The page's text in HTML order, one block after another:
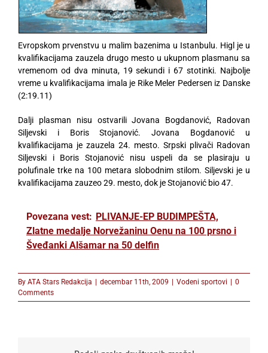
Evropskom prvenstvu u malim bazenima u Istanbulu. Higl je u
kvalifikacijama zauzela drugo mesto u ukupnom plasmanu sa
vremenom od dva minuta, 19 sekundi i 67 stotinki. Najbolje
vreme u kvalifikacijama imala je Rike Meler Pedersen iz Danske
(2:19.11)
Dalji plasman nisu ostvarili Jovana Bogdanović, Radovan
Siljevski i Boris Stojanović. Jovana Bogdanović u
kvalifikacijama je zauzela 24. mesto. Srpski plivači Radovan
Siljevski i Boris Stojanović nisu uspeli da se plasiraju u
polufinale trke na 100 metara slobodnim stilom. Siljevski je u
kvalifikacijama zauzeo 29. mesto, dok je Stojanović bio 47.
Povezana vest: PLIVANJE-EP BUDIMPEŠTA,
Zlatne medalje Norvežaninu Oenu na 100 prsno i
Šveđanki Alšamar na 50 delfin
By ATA Stars Redakcija decembar 11th, 2009 Vodeni sportovi
0
Comments